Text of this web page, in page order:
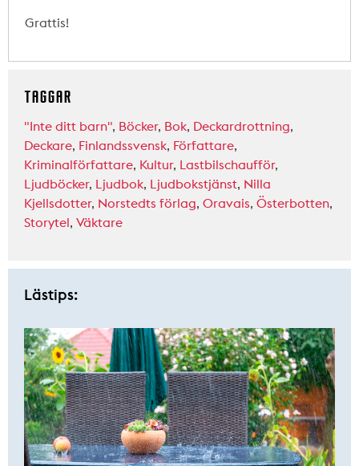
Grattis!
TAGGAR
"Inte ditt barn", Böcker, Bok, Deckardrottning,
Deckare, Finlandssvensk, Författare,
Kriminalförfattare, Kultur, Lastbilschaufför,
Ljudböcker, Ljudbok, Ljudbokstjänst, Nilla
Kjellsdotter, Norstedts förlag, Oravais, Österbotten,
Storytel, Väktare
Lästips: